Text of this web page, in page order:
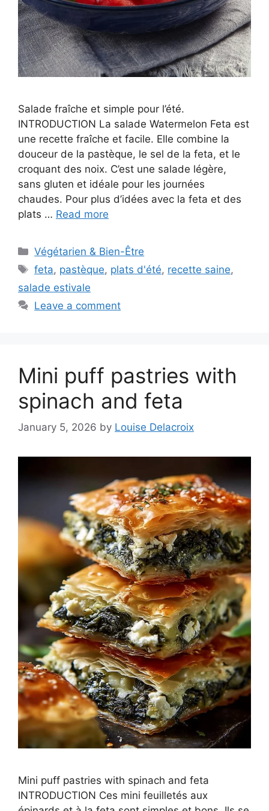
Salade fraîche et simple pour l’été.
INTRODUCTION La salade Watermelon Feta est
une recette fraîche et facile. Elle combine la
douceur de la pastèque, le sel de la feta, et le
croquant des noix. C’est une salade légère,
sans gluten et idéale pour les journées
chaudes. Pour plus d’idées avec la feta et des
plats … Read more
Categories
Végétarien & Bien-Être
Tags
feta, pastèque, plats d'été, recette saine,
salade estivale
Leave a comment
Mini puff pastries with
spinach and feta
January 5, 2026 by Louise Delacroix
Mini puff pastries with spinach and feta
INTRODUCTION Ces mini feuilletés aux